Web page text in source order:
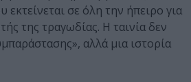
εκτείνεται σε όλη την ήπειρο για
της τραγωδίας. Η ταινία δεν
αλλά μια ιστορία